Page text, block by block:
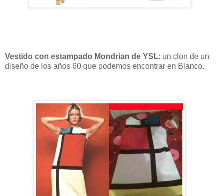
Vestido con estampado Mondrian de YSL: un clon de un
diseño de los años 60 que podemos encontrar en Blanco.